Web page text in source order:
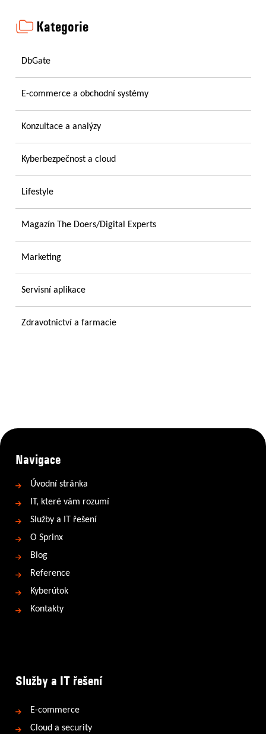
Kategorie
DbGate
E-commerce a obchodní systémy
Konzultace a analýzy
Kyberbezpečnost a cloud
Lifestyle
Magazín The Doers/Digital Experts
Marketing
Servisní aplikace
Zdravotnictví a farmacie
Navigace
Úvodní stránka
IT, které vám rozumí
Služby a IT řešení
O Sprinx
Blog
Reference
Kyberútok
Kontakty
Služby a IT řešení
E-commerce
Cloud a security